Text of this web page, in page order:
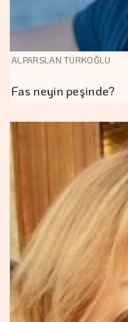
ALPARSLAN TÜRKOĞLU
Fas neyin peşinde?